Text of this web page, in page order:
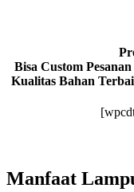
Bisa Custom
Kualitas Bahan
Manfaat